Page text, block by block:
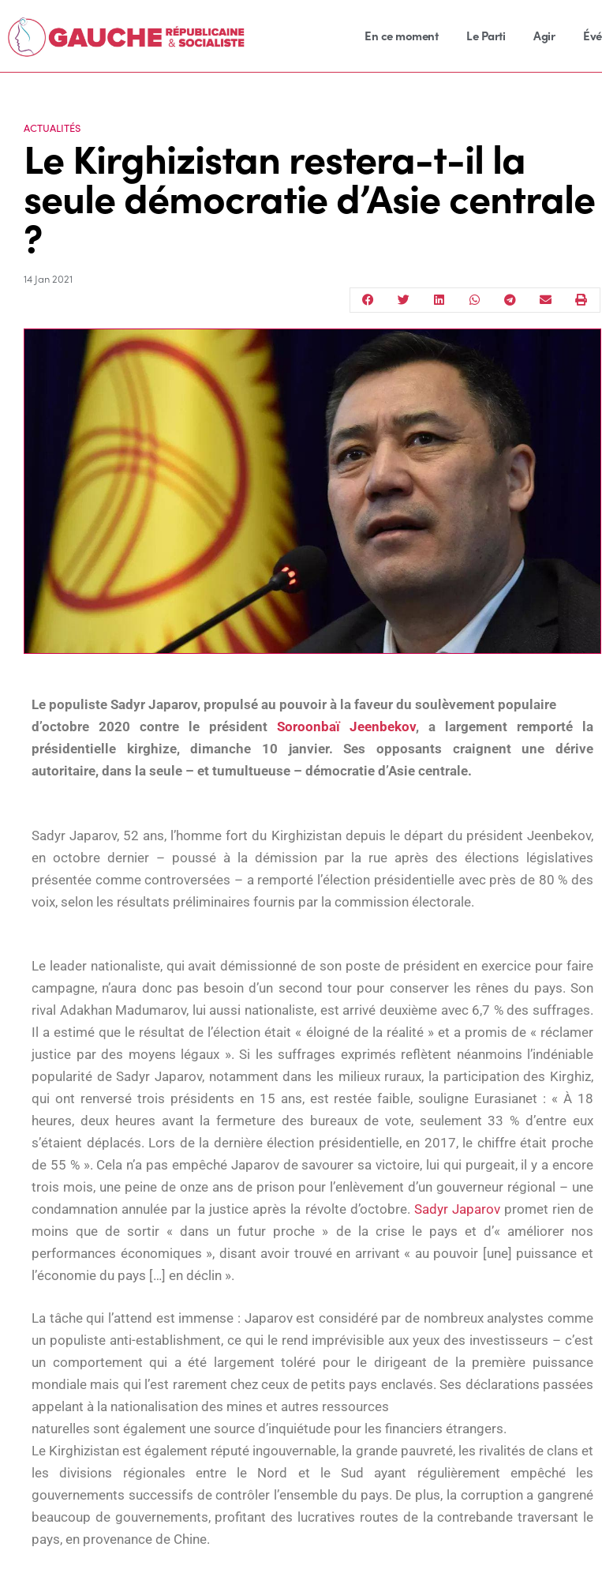
En ce moment Le Parti Agir
ACTUALITÉS
Le Kirghizistan restera-t-il la
seule démocratie d’Asie centrale
?
14 Jan 2021
Le populiste Sadyr Japarov, propulsé au pouvoir à la faveur du soulèvement populaire
d’octobre 2020 contre le président Soroonbaï Jeenbekov, a largement remporté la
présidentielle kirghize, dimanche 10 janvier. Ses opposants craignent une dérive
autoritaire, dans la seule – et tumultueuse – démocratie d’Asie centrale.
Sadyr Japarov, 52 ans, l’homme fort du Kirghizistan depuis le départ du président Jeenbekov,
en octobre dernier – poussé à la démission par la rue après des élections législatives
présentée comme controversées – a remporté l’élection présidentielle avec près de 80 % des
voix, selon les résultats préliminaires fournis par la commission électorale.
Le leader nationaliste, qui avait démissionné de son poste de président en exercice pour faire
campagne, n’aura donc pas besoin d’un second tour pour conserver les rênes du pays. Son
rival Adakhan Madumarov, lui aussi nationaliste, est arrivé deuxième avec 6,7 % des suffrages.
Il a estimé que le résultat de l’élection était « éloigné de la réalité » et a promis de « réclamer
justice par des moyens légaux ». Si les suffrages exprimés reflètent néanmoins l’indéniable
popularité de Sadyr Japarov, notamment dans les milieux ruraux, la participation des Kirghiz,
qui ont renversé trois présidents en 15 ans, est restée faible, souligne Eurasianet : « À 18
heures, deux heures avant la fermeture des bureaux de vote, seulement 33 % d’entre eux
s’étaient déplacés. Lors de la dernière élection présidentielle, en 2017, le chiffre était proche
de 55 % ». Cela n’a pas empêché Japarov de savourer sa victoire, lui qui purgeait, il y a encore
trois mois, une peine de onze ans de prison pour l’enlèvement d’un gouverneur régional – une
condamnation annulée par la justice après la révolte d’octobre. Sadyr Japarovpromet rien de
moins que de sortir « dans un futur proche » de la crise le pays et d’« améliorer nos
performances économiques », disant avoir trouvé en arrivant « au pouvoir [une] puissance et
l’économie du pays […] en déclin ».
La tâche qui l’attend est immense : Japarov est considéré par de nombreux analystes comme
un populiste anti-establishment, ce qui le rend imprévisible aux yeux des investisseurs – c’est
un comportement qui a été largement toléré pour le dirigeant de la première puissance
mondiale mais qui l’est rarement chez ceux de petits pays enclavés. Ses déclarations passées
appelant à la nationalisation des mines et autres ressources
naturelles sont également une source d’inquiétude pour les financiers étrangers.
Le Kirghizistan est également réputé ingouvernable, la grande pauvreté, les rivalités de clans et
les divisions régionales entre le Nord et le Sud ayant régulièrement empêché les
gouvernements successifs de contrôler l’ensemble du pays. De plus, la corruption a gangrené
beaucoup de gouvernements, profitant des lucratives routes de la contrebande traversant le
pays, en provenance de Chine.